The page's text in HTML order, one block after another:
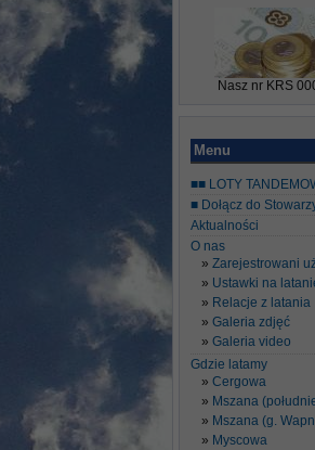
Nasz nr KRS
Menu
■■ LOTY
■ Dołącz do
Aktualności
O nas
Zarejestrowani
Ustawki na
Relacje z latania
Galeria zdjęć
Galeria video
Gdzie latamy
Cergowa
Mszana
Mszana (g.
Myscowa